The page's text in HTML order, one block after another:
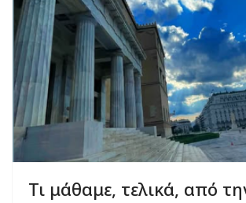
Τι μάθαμε, τελικά, από